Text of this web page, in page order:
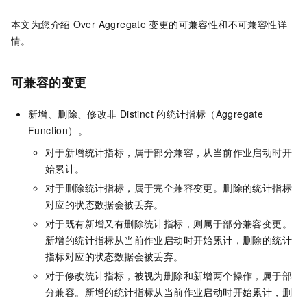
本文为您介绍 Over Aggregate 变更的可兼容性和不可兼容性详
情。
可兼容的变更
新增、删除、修改非 Distinct 的统计指标（Aggregate
Function）。
对于新增统计指标，属于部分兼容，从当前作业启动时开
始累计。
对于删除统计指标，属于完全兼容变更。删除的统计指标
对应的状态数据会被丢弃。
对于既有新增又有删除统计指标，则属于部分兼容变更。
新增的统计指标从当前作业启动时开始累计，删除的统计
指标对应的状态数据会被丢弃。
对于修改统计指标，被视为删除和新增两个操作，属于部
分兼容。新增的统计指标从当前作业启动时开始累计，删